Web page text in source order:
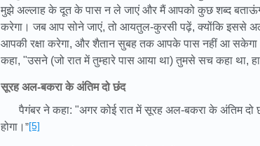
मुझे अल्लाह के दूत के पास न ले जाएं और मैं आपको कुछ शब्द
करेगा। जब आप सोने जाएं, तो आयतुल-कुरसी पढ़ें, क्योंकि इससे
आपकी रक्षा करेगा, और शैतान सुबह तक आपके पास नहीं आ
कहा, "उसने (जो रात में तुम्हारे पास आया था) तुमसे सच कहा था,
सूरह अल-बकरा के अंतिम दो छंद
पैगंबर ने कहा: "अगर कोई रात में सूरह अल-बकरा के अंतिम दो
होगा। ”[5]